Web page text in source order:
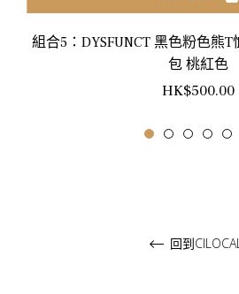
組合5：DYSFUNCT 黑色粉色熊T
包 桃紅色
正
價
HK$500.00
回到